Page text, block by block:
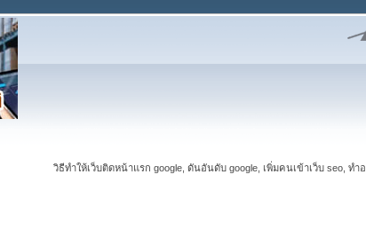
วิธีทำให้เว็บติดหน้าแรก google, ดันอันดับ google, เพิ่มคนเข้าเว็บ seo, ทำ